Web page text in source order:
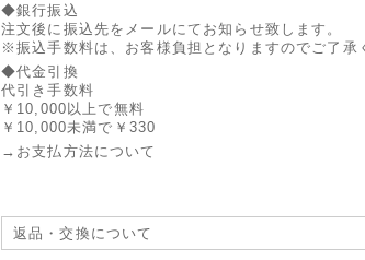
◆銀行振込
注文後に振込先をメールにてお知らせ致します。
※振込手数料は、お客様負担となりますのでご了承
◆代金引換
代引き手数料
￥10,000以上で無料
￥10,000未満で￥330
→お支払方法について
返品・交換について